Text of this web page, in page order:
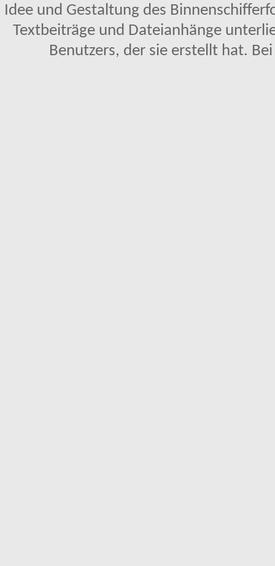
Idee und Gestaltung des
Textbeiträge und Dateianhänge
Benutzers, der sie erstellt hat.